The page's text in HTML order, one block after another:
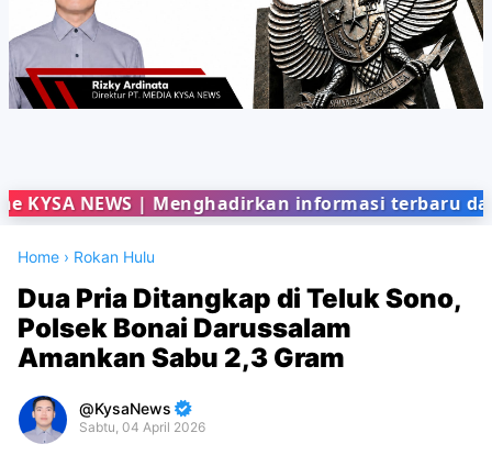
| Menghadirkan informasi terbaru dari
Home › Rokan Hulu
Dua Pria Ditangkap di Teluk Sono,
Polsek Bonai Darussalam
Amankan Sabu 2,3 Gram
KysaNews
Sabtu, 04 April 2026